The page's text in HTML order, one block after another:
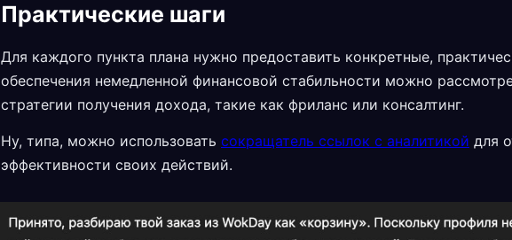
Практические шаги
Для каждого пункта плана нужно предоставить конкретные,
обеспечения немедленной финансовой стабильности можно
стратегии получения дохода, такие как фриланс или консалтинг.
Ну, типа, можно использовать сокращатель ссылок с аналитикой для
эффективности своих действий.